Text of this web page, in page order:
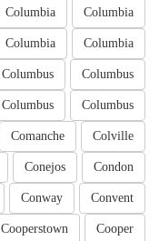
Columbia
Columbia
Columbia
Columbia
Columbus
Columbus
Columbus
Columbus
Colville
Comanche
Condon
Conejos
Convent
Conway
Cooper
Cooperstown